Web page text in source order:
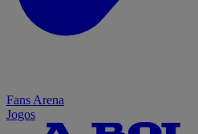
Fans Arena
Jogos